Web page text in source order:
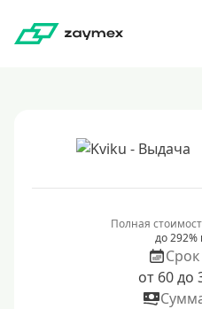
Полная
до 292%
от 60 до